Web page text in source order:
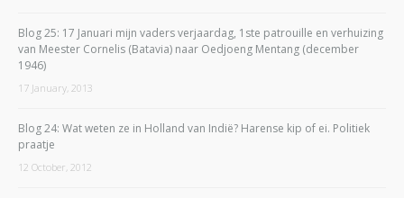
Blog 25: 17 Januari mijn vaders verjaardag, 1ste patrouille en verhuizing
van Meester Cornelis (Batavia) naar Oedjoeng Mentang (december
1946)
17 January, 2013
Blog 24: Wat weten ze in Holland van Indië? Harense kip of ei. Politiek
praatje
12 October, 2012